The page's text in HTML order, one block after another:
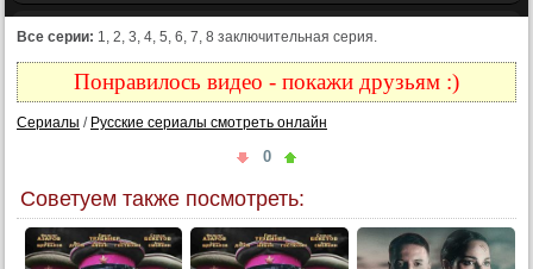
8 серия
Все серии: 1, 2, 3, 4, 5, 6, 7, 8 заключительная серия.
Понравилось видео - покажи друзьям :)
Сериалы / Русские сериалы смотреть онлайн
0
Советуем также посмотреть: